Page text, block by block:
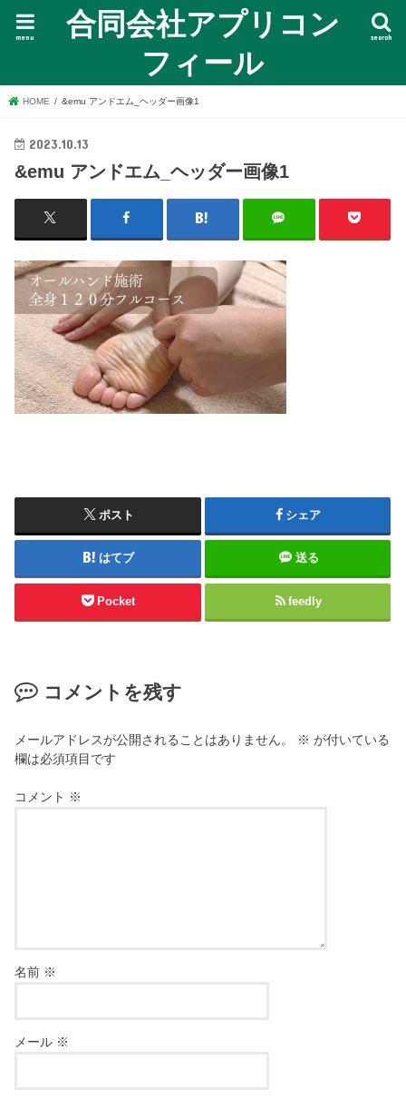
合同会社アプリコン
フィール
search
menu
HOME &emu アンドエム_ヘッダー画像1
2023.10.13
&emu アンドエム_ヘッダー画像1
ポスト シェア
はてブ 送る
Pocket feedly
コメントを残す
メールアドレスが公開されることはありません。 ※ が付いている
欄は必須項目です
コメント ※
名前 ※
メール ※